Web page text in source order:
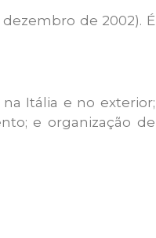
de 2002). É
Itália e no exterior;
e organização de